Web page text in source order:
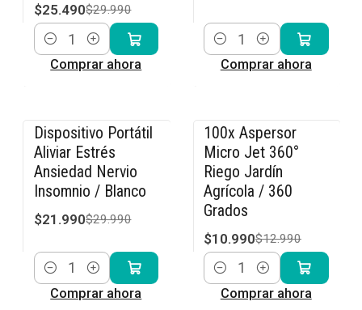
$25.490$29.990
Cantidad
Comprar ahora
Cantidad
Comprar ahora
-27% OFF
Dispositivo Portátil
Aliviar Estrés
Ansiedad Nervio
Insomnio / Blanco
$21.990$29.990
Cantidad
Comprar ahora
-15% OFF
100x Aspersor
Micro Jet 360°
Riego Jardín
Agrícola / 360
Grados
$10.990$12.990
Cantidad
Comprar ahora